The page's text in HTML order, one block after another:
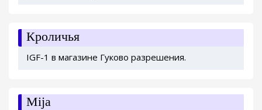
Кроличья
IGF-1 в магазине Гуково разрешения.
Mija